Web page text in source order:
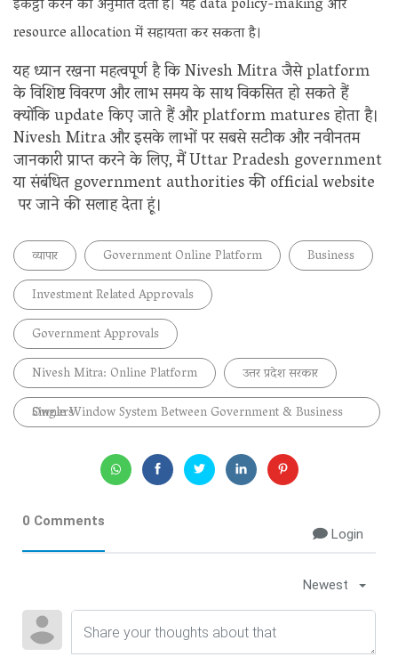
resource allocation में सहायता कर सकता है।
यह ध्यान रखना महत्वपूर्ण है कि Nivesh Mitra जैसे platform
के विशिष्ट विवरण और लाभ समय के साथ विकसित हो सकते हैं
क्योंकि update किए जाते हैं और platform matures होता है।
Nivesh Mitra और इसके लाभों पर सबसे सटीक और नवीनतम
जानकारी प्राप्त करने के लिए, मैं Uttar Pradesh government
या संबंधित government authorities की official website
पर जाने की सलाह देता हूं।
व्यापार Government Online Platform
Business
Investment Related Approvals
Government Approvals
Nivesh Mitra: Online Platform
उत्तर प्रदेश सरकार
Single Window System Between Government & Business Owners
0 Comments
Login
Newest